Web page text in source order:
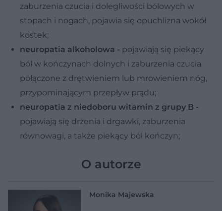
zaburzenia czucia i dolegliwości bólowych w
stopach i nogach, pojawia się opuchlizna wokół
kostek;
neuropatia alkoholowa - pojawiają się piekący
ból w kończynach dolnych i zaburzenia czucia
połączone z drętwieniem lub mrowieniem nóg,
przypominającym przepływ prądu;
neuropatia z niedoboru witamin z grupy B -
pojawiają się drżenia i drgawki, zaburzenia
równowagi, a także piekący ból kończyn;
O autorze
Monika Majewska